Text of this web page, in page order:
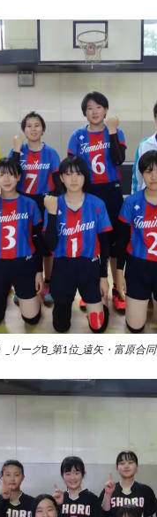
リーグB_第1位_ 遠矢・富原合同